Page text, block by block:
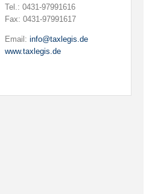
Tel.: 0431-97991616
Fax: 0431-97991617
Email: info@taxlegis.de
www.taxlegis.de